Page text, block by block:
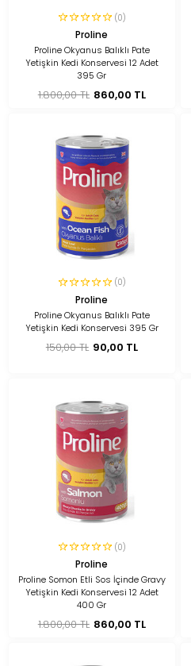
(0)
Proline
Proline Okyanus Balıklı Pate
Yetişkin Kedi Konservesi 12 Adet
395 Gr
1.800,00 TL 860,00 TL
(0)
Proline
Proline Okyanus Balıklı Pate
Yetişkin Kedi Konservesi 395 Gr
150,00 TL 90,00 TL
(0)
Proline
Proline Somon Etli Sos İçinde Gravy
Yetişkin Kedi Konservesi 12 Adet
400 Gr
1.800,00 TL 860,00 TL